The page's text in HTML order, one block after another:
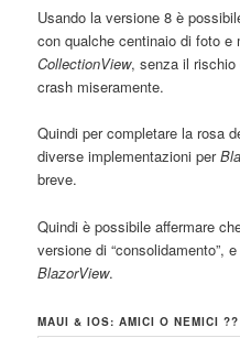
Usando la versione 8 è
con qualche centinaio di foto e
CollectionView, senza il rischio
crash miseramente.
Quindi per completare la rosa
diverse implementazioni per
breve.
Quindi è possibile affermare
versione di “consolidamento”,
BlazorView.
MAUI & IOS: AMICI O NEMICI ??